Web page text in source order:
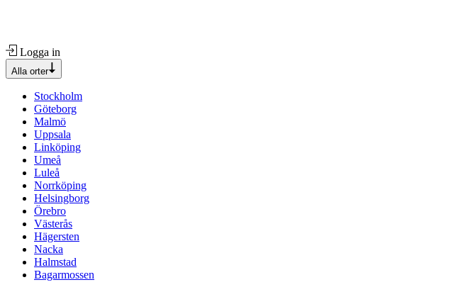
Logga in
Alla orter
Stockholm
Göteborg
Malmö
Uppsala
Linköping
Umeå
Luleå
Norrköping
Helsingborg
Örebro
Västerås
Hägersten
Nacka
Halmstad
Bagarmossen